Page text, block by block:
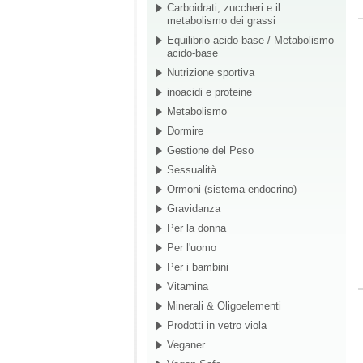
Carboidrati, zuccheri e il
metabolismo dei grassi
Equilibrio acido-base / Metabolismo
acido-base
Nutrizione sportiva
inoacidi e proteine
Metabolismo
Dormire
Gestione del Peso
Sessualità
Ormoni (sistema endocrino)
Gravidanza
Per la donna
Per l'uomo
Per i bambini
Vitamina
Minerali & Oligoelementi
Prodotti in vetro viola
Veganer